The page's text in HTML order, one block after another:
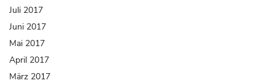
Juli 2017
Juni 2017
Mai 2017
April 2017
März 2017